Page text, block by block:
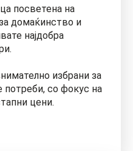
посветена на
домаќинство и
најдобра
избрани за
потреби, со фокус на
цени.